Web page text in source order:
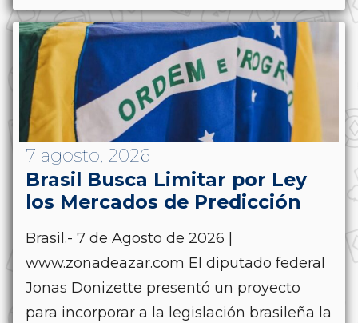
7 agosto, 2026
Brasil Busca Limitar por Ley
los Mercados de Predicción
Brasil.- 7 de Agosto de 2026 |
www.zonadeazar.com El diputado federal
Jonas Donizette presentó un proyecto
para incorporar a la legislación brasileña la